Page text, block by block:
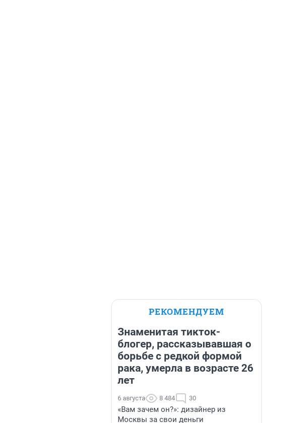
РЕКОМЕНДУЕМ
Знаменитая тикток-
блогер, рассказывавшая о
борьбе с редкой формой
рака, умерла в возрасте 26
лет
6 августа 8 484 30
«Вам зачем он?»: дизайнер из
Москвы за свои деньги